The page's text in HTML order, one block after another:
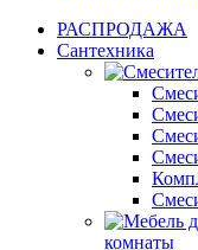
РАСПРОДАЖА
Сантехника
комнаты